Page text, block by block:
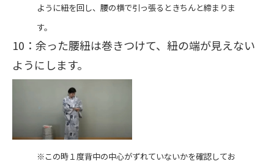
ように紐を回し、腰の横で引っ張るときちんと締まりま
す。
10：余った腰紐は巻きつけて、紐の端が見えない
ようにします。
※この時１度背中の中心がずれていないかを確認してお